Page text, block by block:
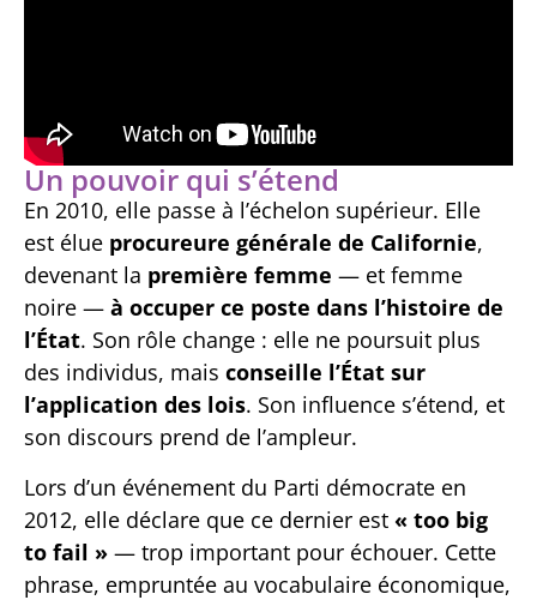
Un pouvoir qui s’étend
En 2010, elle passe à l’échelon supérieur. Elle
est élue procureure générale de Californie,
devenant la première femme — et femme
noire — à occuper ce poste dans l’histoire de
l’État. Son rôle change : elle ne poursuit plus
des individus, mais conseille l’État sur
l’application des lois. Son influence s’étend, et
son discours prend de l’ampleur.
Lors d’un événement du Parti démocrate en
2012, elle déclare que ce dernier est « too big
to fail » — trop important pour échouer. Cette
phrase, empruntée au vocabulaire économique,